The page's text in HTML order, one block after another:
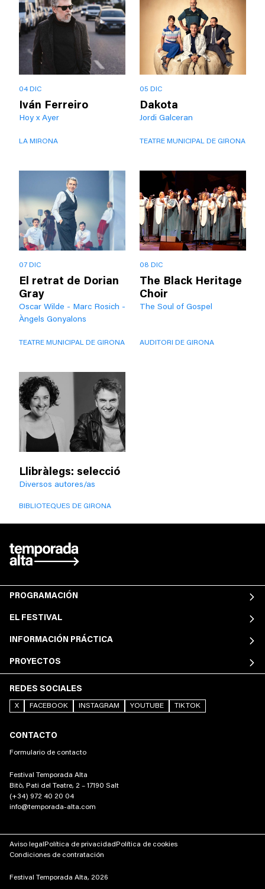
04 DIC
Iván Ferreiro
Hoy x Ayer
LA MIRONA
05 DIC
Dakota
Jordi Galceran
TEATRE MUNICIPAL DE GIRONA
07 DIC
El retrat de Dorian
Gray
Oscar Wilde - Marc Rosich -
Àngels Gonyalons
TEATRE MUNICIPAL DE GIRONA
08 DIC
The Black Heritage
Choir
The Soul of Gospel
AUDITORI DE GIRONA
Llibràlegs: selecció
Diversos autores/as
BIBLIOTEQUES DE GIRONA
PROGRAMACIÓN
EL FESTIVAL
INFORMACIÓN PRÁCTICA
PROYECTOS
REDES SOCIALES
X FACEBOOK INSTAGRAM YOUTUBE TIKTOK
CONTACTO
Formulario de contacto
Festival Temporada Alta
Bitò, Pati del Teatre, 2 – 17190 Salt
(+34) 972 40 20 04
info@temporada-alta.com
Aviso legal Política de privacidad Política de cookies
Condiciones de contratación
Festival Temporada Alta, 2026